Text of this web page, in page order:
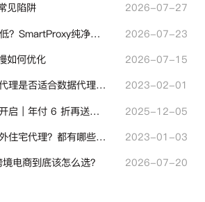
见陷阱
2026-07-27
海外SEO排名忽高忽低？SmartProxy纯净住宅IP助力站点权重稳定
2026-07-23
如何优化
2026-07-15
如何测试该海外住宅代理是否适合数据代理使用？
2023-02-01
AdsPower 黑五大促开启｜年付 6 折再送半年＋豪礼抽奖
2025-12-05
企业为什么要选用海外住宅代理？都有哪些帮助？
2023-01-03
电商到底该怎么选？
2026-07-20